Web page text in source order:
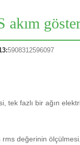
5908312596097
tek fazlı bir ağın
rms değerinin ölçülmesi.